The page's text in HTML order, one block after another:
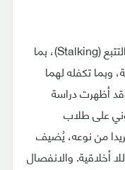
هذا بالإضافة إلى التصيد (Trolling)، والتتبع (Stalking)، بما
وبما تكفله لهما
أظهرت دراسة
على طلاب
فريدا من نوعه، يُضيف
أخلاقية. والانفصال